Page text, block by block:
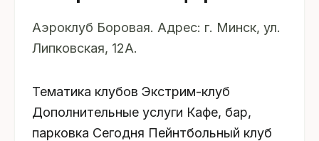
Аэроклуб Боровая. Адрес: г. Минск, ул.
Липковская, 12А.
Тематика клубов Экстрим-клуб
Дополнительные услуги Кафе, бар,
парковка Сегодня Пейнтбольный клуб